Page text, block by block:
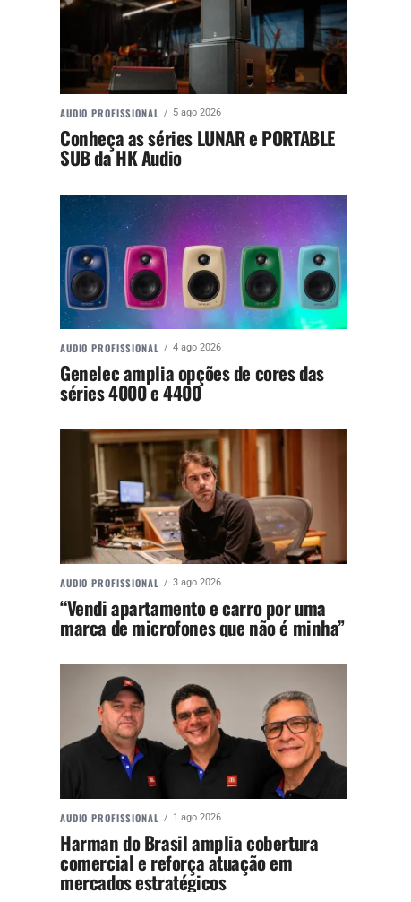
AUDIO PROFISSIONAL 5 ago 2026
Conheça as séries LUNAR e PORTABLE
SUB da HK Audio
AUDIO PROFISSIONAL 4 ago 2026
Genelec amplia opções de cores das
séries 4000 e 4400
AUDIO PROFISSIONAL 3 ago 2026
“Vendi apartamento e carro por uma
marca de microfones que não é minha”
AUDIO PROFISSIONAL 1 ago 2026
Harman do Brasil amplia cobertura
comercial e reforça atuação em
mercados estratégicos